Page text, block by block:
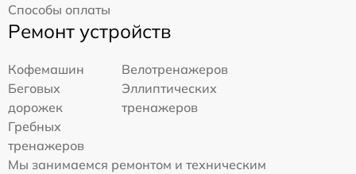
Способы оплаты
Ремонт устройств
Кофемашин
Велотренажеров
Беговых
дорожек
Эллиптических
тренажеров
Гребных
тренажеров
Мы занимаемся ремонтом и техническим